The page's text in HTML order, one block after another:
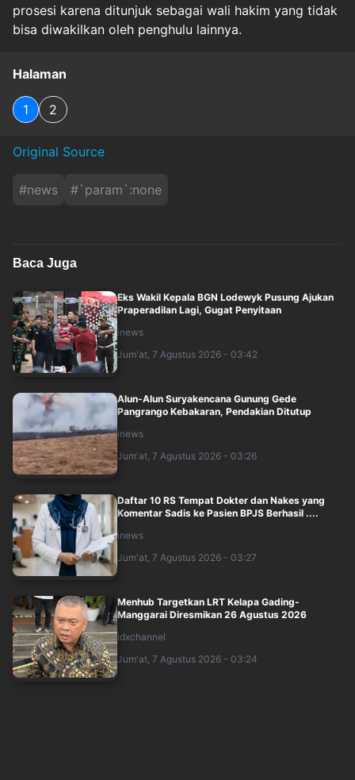
prosesi karena ditunjuk sebagai wali hakim yang tidak
bisa diwakilkan oleh penghulu lainnya.
Halaman
1 2
Original Source
#news #`param`:none
Baca Juga
Eks Wakil Kepala BGN Lodewyk Pusung Ajukan
Praperadilan Lagi, Gugat Penyitaan
inews
Jum'at, 7 Agustus 2026 - 03:42
Alun-Alun Suryakencana Gunung Gede
Pangrango Kebakaran, Pendakian Ditutup
inews
Jum'at, 7 Agustus 2026 - 03:26
Daftar 10 RS Tempat Dokter dan Nakes yang
Komentar Sadis ke Pasien BPJS Berhasil ....
inews
Jum'at, 7 Agustus 2026 - 03:27
Menhub Targetkan LRT Kelapa Gading-
Manggarai Diresmikan 26 Agustus 2026
idxchannel
Jum'at, 7 Agustus 2026 - 03:24